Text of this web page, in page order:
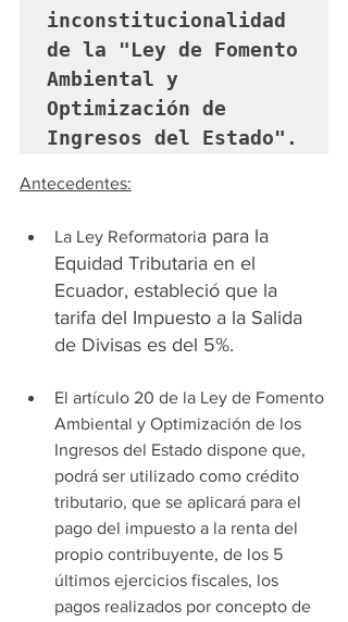
inconstitucionalidad
de la "Ley de Fomento
Ambiental y
Optimización de
Ingresos del Estado".
Antecedentes:
La Ley Reformatoria para la
Equidad Tributaria en el
Ecuador, estableció que la
tarifa del Impuesto a la Salida
de Divisas es del 5%.
El artículo 20 de la Ley de Fomento
Ambiental y Optimización de los
Ingresos del Estado dispone que,
podrá ser utilizado como crédito
tributario, que se aplicará para el
pago del impuesto a la renta del
propio contribuyente, de los 5
últimos ejercicios fiscales, los
pagos realizados por concepto de